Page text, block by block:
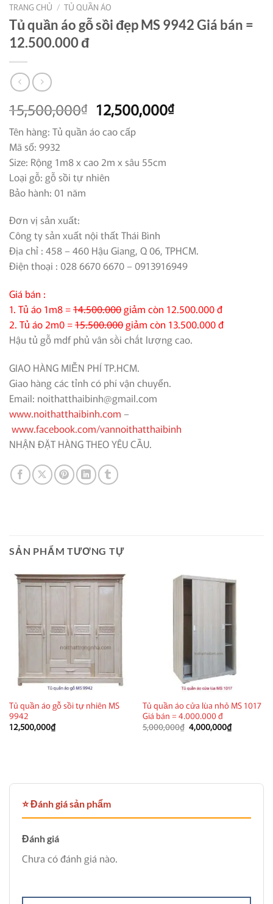
TRANG CHỦ / TỦ QUẦN ÁO
Tủ quần áo gỗ sồi đẹp MS 9942 Giá bán =
12.500.000 đ
15,500,000₫ Giá
gốc
là:
12,500,000₫Giá
Tên hàng: Tủ quần áo cao cấp
Mã số: 9932
Size: Rộng 1m8 x cao 2m x sâu 55cm
Loại gỗ: gỗ sồi tự nhiên
Bảo hành: 01 năm
Đơn vị sản xuất:
Công ty sản xuất nội thất Thái Bình
Địa chỉ : 458 – 460 Hậu Giang, Q 06, TPHCM.
Điện thoại : 028 6670 6670 – 0913916949
Giá bán :
1. Tủ áo 1m8 =14.500.000giảm còn 12.500.000 đ
2. Tủ áo 2m0 =15.500.000giảm còn 13.500.000 đ
Hậu tủ gỗ mdf phủ vân sồi chất lượng cao.
GIAO HÀNG MIỄN PHÍ TP.HCM.
Giao hàng các tỉnh có phí vận chuyển.
Email: noithatthaibinh@gmail.com
www.noithatthaibinh.com –
www.facebook.com/vannoithatthaibinh
NHẬN ĐẶT HÀNG THEO YÊU CẦU.
SẢN PHẨM TƯƠNG TỰ
Tủ quần áo gỗ sồi tự nhiên MS
9942
12,500,000₫
Tủ quần áo cửa lùa nhỏ MS 1017
Giá bán = 4.000.000 đ
5,000,000₫ Giá
gốc
4,000,000₫Giá
hiện
⭐ Đánh giá sản phẩm
Đánh giá
Chưa có đánh giá nào.